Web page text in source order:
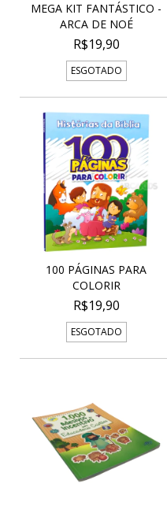
MEGA KIT FANTÁSTICO -
ARCA DE NOÉ
R$19,90
ESGOTADO
100 PÁGINAS PARA
COLORIR
R$19,90
ESGOTADO